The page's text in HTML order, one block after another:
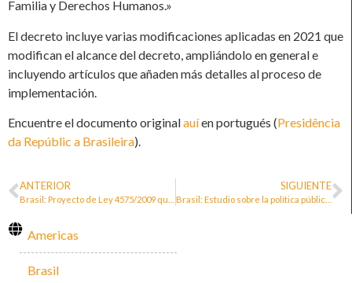
Familia y Derechos Humanos.»
El decreto incluye varias modificaciones aplicadas en 2021 que
modifican el alcance del decreto, ampliándolo en general e
incluyendo artículos que añaden más detalles al proceso de
implementación.
Encuentre el documento originalauíen portugués (Presidência
da Repúblic a Brasileira).
ANTERIOR SIGUIENTE
Americas
Brasil